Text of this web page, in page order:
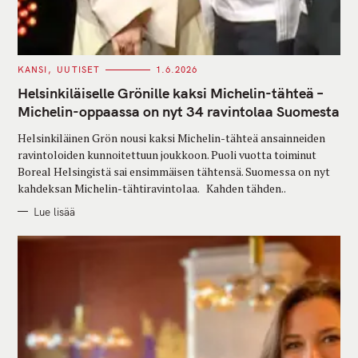
C
T
E
G
O
I
E
S
KANSI UUTISET 1.6.2026
Helsinkiläiselle Grönille kaksi Michelin-tähteä –
Michelin-oppaassa on nyt 34 ravintolaa Suomesta
Helsinkiläinen Grön nousi kaksi Michelin-tähteä ansainneiden
ravintoloiden kunnoitettuun joukkoon. Puoli vuotta toiminut
Boreal Helsingistä sai ensimmäisen tähtensä. Suomessa on nyt
kahdeksan Michelin-tähtiravintolaa. Kahden tähden..
Lue lisää